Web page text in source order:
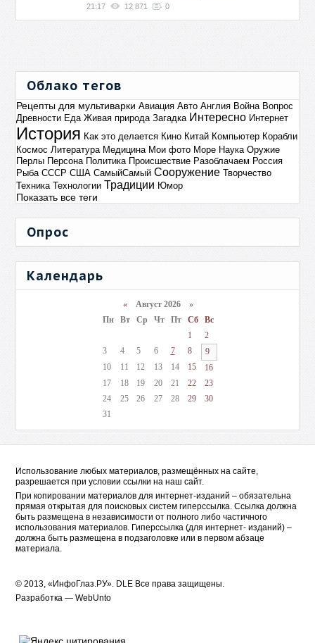
21:17 12 871 0
Облако тегов
Рецепты для мультиварки Авиация Авто Англия Война Вопрос
Древности Еда Живая природа Загадка Интересно Интернет
История Как это делается Кино Китай Компьютер Корабли
Космос Литература Медицина Мои фото Море Наука Оружие
Перлы Персона Политика Происшествие Разоблачаем Россия
Рыба СССР США СамыйСамый Сооружение Творчество
Техника Технологии Традиции Юмор
Показать все теги
Опрос
Календарь
«Август 2026 »
Пн
Вт Ср Чт Пт Сб
Вс
1
2
3
4 5 6 7 8
9
10
11 12 13 14 15
16
17
18 19 20 21 22
23
24
25 26 27 28 29
30
31
Использование любых материалов, размещённых на сайте,
разрешается при условии ссылки на наш сайт.
При копировании материалов для интернет-изданий – обязательна
прямая открытая для поисковых систем гиперссылка. Ссылка должна
быть размещена в независимости от полного либо частичного
использования материалов. Гиперссылка (для интернет- изданий) –
должна быть размещена в подзаголовке или в первом абзаце
материала.
© 2013, «ИнфоГлаз.РУ». DLE Все права защищены.
Разработка —WebUnto